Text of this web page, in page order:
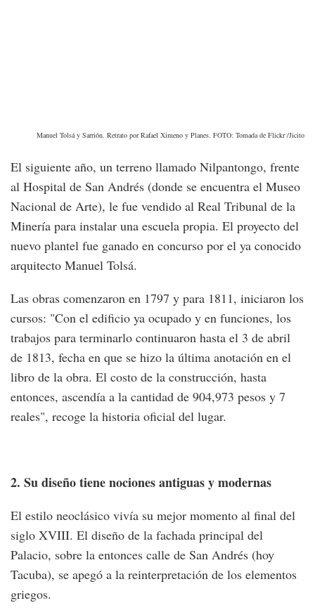
Manuel Tolsá y Sarrión. Retrato por Rafael Ximeno y Planes. FOTO: Tomada de Flickr /Jicito
El siguiente año, un terreno llamado Nilpantongo, frente
al Hospital de San Andrés (donde se encuentra el Museo
Nacional de Arte), le fue vendido al Real Tribunal de la
Minería para instalar una escuela propia. El proyecto del
nuevo plantel fue ganado en concurso por el ya conocido
arquitecto Manuel Tolsá.
Las obras comenzaron en 1797 y para 1811, iniciaron los
cursos: "Con el edificio ya ocupado y en funciones, los
trabajos para terminarlo continuaron hasta el 3 de abril
de 1813, fecha en que se hizo la última anotación en el
libro de la obra. El costo de la construcción, hasta
entonces, ascendía a la cantidad de 904,973 pesos y 7
reales", recoge la historia oficial del lugar.
2. Su diseño tiene nociones antiguas y modernas
El estilo neoclásico vivía su mejor momento al final del
siglo XVIII. El diseño de la fachada principal del
Palacio, sobre la entonces calle de San Andrés (hoy
Tacuba), se apegó a la reinterpretación de los elementos
griegos.